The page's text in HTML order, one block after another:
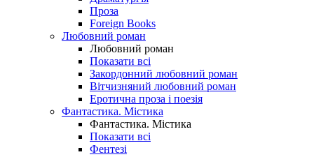
Проза
Foreign Books
Любовний роман
Любовний роман
Показати всі
Закордонний любовний роман
Вітчизняний любовний роман
Еротична проза і поезія
Фантастика. Містика
Фантастика. Містика
Показати всі
Фентезі